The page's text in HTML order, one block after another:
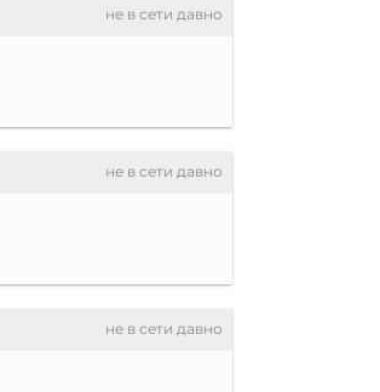
не в сети давно
не в сети давно
не в сети давно